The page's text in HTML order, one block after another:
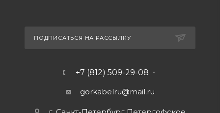
ПОДПИСАТЬСЯ НА РАССЫЛКУ
+7 (812) 509-29-08
gorkabelru@mail.ru